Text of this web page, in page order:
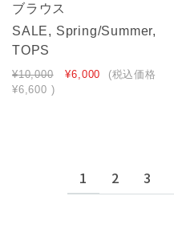
ブラウス
SALE, Spring/Summer,
TOPS
¥10,000 ¥6,000
(税込価格
¥6,600 )
1 2 3